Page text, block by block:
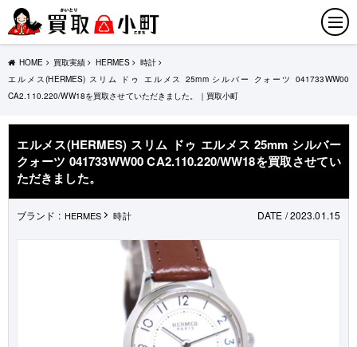
HOME 買取実績 HERMES
時計
エルメス(HERMES) スリム ドゥ エルメス 25mm シルバー クォーツ 041733WW00
CA2.110.220/WW18を買取させていただきました。｜買取小町
エルメス(HERMES) スリム ドゥ エルメス 25mm シルバー
クォーツ 041733WW00 CA2.110.220/WW18を買取させてい
ただきました。
ブランド : HERMES 時計 DATE / 2023.01.15